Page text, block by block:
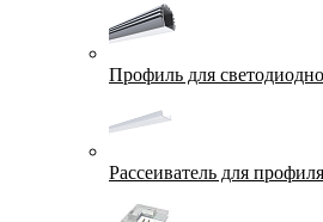
Профиль для
Рассеиватель для профиля